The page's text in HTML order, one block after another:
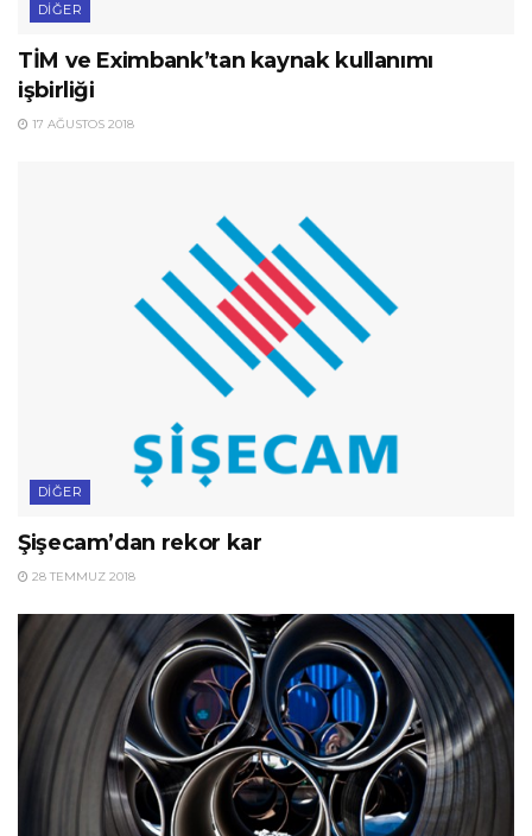
DIĞER
TİM ve Eximbank’tan kaynak kullanımı
işbirliği
17 AĞUSTOS 2018
DIĞER
Şişecam’dan rekor kar
28 TEMMUZ 2018